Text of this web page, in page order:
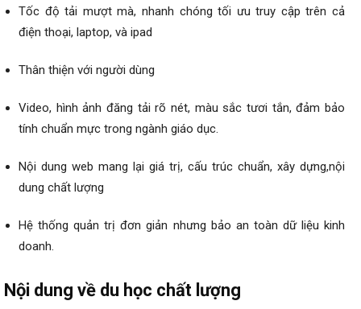
Tốc độ tải mượt mà, nhanh chóng tối ưu truy cập trên cả
điện thoại, laptop, và ipad
Thân thiện với người dùng
Video, hình ảnh đăng tải rõ nét, màu sắc tươi tắn, đảm bảo
tính chuẩn mực trong ngành giáo dục.
Nội dung web mang lại giá trị, cấu trúc chuẩn, xây dựng,nội
dung chất lượng
Hệ thống quản trị đơn giản nhưng bảo an toàn dữ liệu kinh
doanh.
Nội dung về du học chất lượng